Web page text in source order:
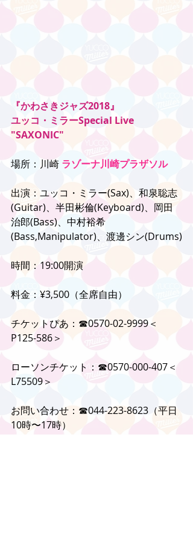
『かわさきジャズ2018』
ユッコ・ミラーSpecial Live
"SAXONIC"
場所：川崎 ラゾーナ川崎プラザソル
出演：ユッコ・ミラー(Sax)、和泉聡志
(Guitar)、半田彬倫(Keyboard)、岡田
治郎(Bass)、中村裕希
(Bass,Manipulator)、渡邊シン(Drums)
時間：19:00開演
料金：¥3,500（全席自由）
チケットぴあ：☎︎0570-02-9999＜
P125-586＞
ローソンチケット：☎︎0570-000-407＜
L75509＞
お問い合わせ：☎︎044-223-8623（平日
10時〜17時）